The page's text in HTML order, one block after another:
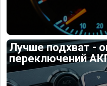
Лучше подхват -
переключений